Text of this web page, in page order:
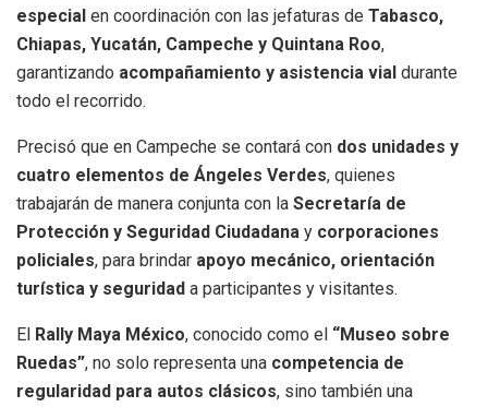
especial en coordinación con las jefaturas de Tabasco,
Chiapas, Yucatán, Campeche y Quintana Roo,
garantizando acompañamiento y asistencia vial durante
todo el recorrido.
Precisó que en Campeche se contará con dos unidades y
cuatro elementos de Ángeles Verdes, quienes
trabajarán de manera conjunta con la Secretaría de
Protección y Seguridad Ciudadana y corporaciones
policiales, para brindar apoyo mecánico, orientación
turística y seguridad a participantes y visitantes.
El Rally Maya México, conocido como el “Museo sobre
Ruedas”, no solo representa una competencia de
regularidad para autos clásicos, sino también una